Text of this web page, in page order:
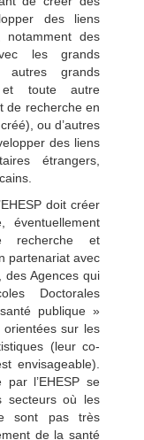
des liens
notamment des
les grands
autres grands
et toute autre
de recherche en
ou d’autres
des liens
étrangers,
doit créer
éventuellement
recherche et
partenariat avec
des Agences qui
Doctorales
publique »
sur les
(leur co-
envisageable).
l’EHESP se
secteurs où les
sont pas très
de la santé